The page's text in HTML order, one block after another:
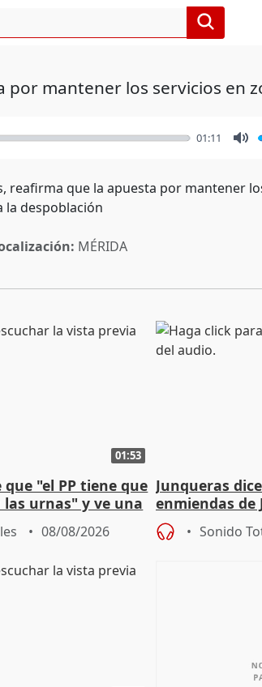
mantener los servicios en
01:11
reafirma que la apuesta por mantener
la despoblación
MÉRIDA
01:53
"el PP tiene que
urnas" y ve una
08/08/2026
Junqueras
enmiendas de
en el trámite
Sonido